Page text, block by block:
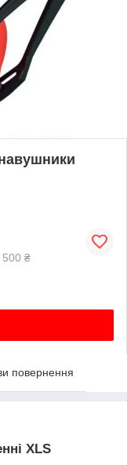
500 ₴
повернення
XLS